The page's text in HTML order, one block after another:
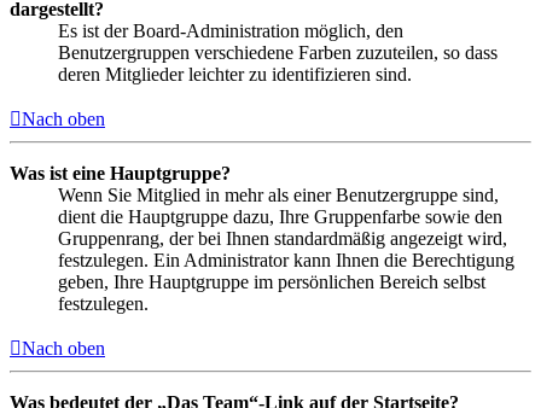
dargestellt?
Es ist der Board-Administration möglich, den
Benutzergruppen verschiedene Farben zuzuteilen, so dass
deren Mitglieder leichter zu identifizieren sind.
Nach oben
Was ist eine Hauptgruppe?
Wenn Sie Mitglied in mehr als einer Benutzergruppe sind,
dient die Hauptgruppe dazu, Ihre Gruppenfarbe sowie den
Gruppenrang, der bei Ihnen standardmäßig angezeigt wird,
festzulegen. Ein Administrator kann Ihnen die Berechtigung
geben, Ihre Hauptgruppe im persönlichen Bereich selbst
festzulegen.
Nach oben
Was bedeutet der „Das Team“-Link auf der Startseite?